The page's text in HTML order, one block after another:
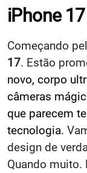
iPhone
Começando
17. Estão
novo, corpo
câmeras
que parecem
tecnologia.
design de
Quando muito.